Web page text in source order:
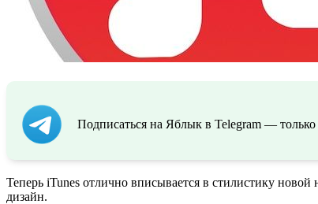
Подписаться на Яблык в Telegram —
Теперь iTunes отлично вписывается в стилистику
дизайн.